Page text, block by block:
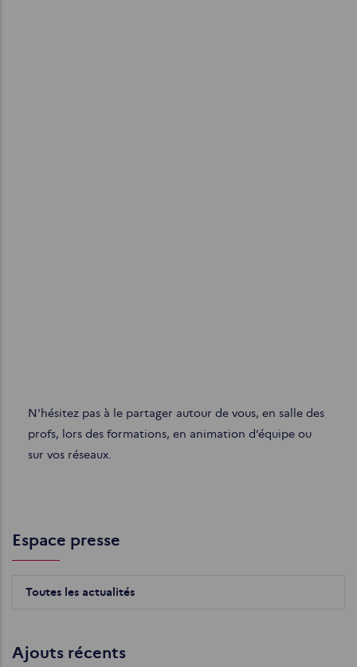
N'hésitez pas à le partager autour de vous, en salle des
profs, lors des formations, en animation d’équipe ou
sur vos réseaux.
Espace presse
Toutes les actualités
Ajouts récents